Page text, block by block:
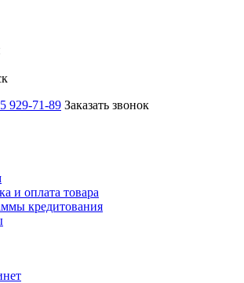
929-71-89 Заказать звонок
и оплата товара
кредитования